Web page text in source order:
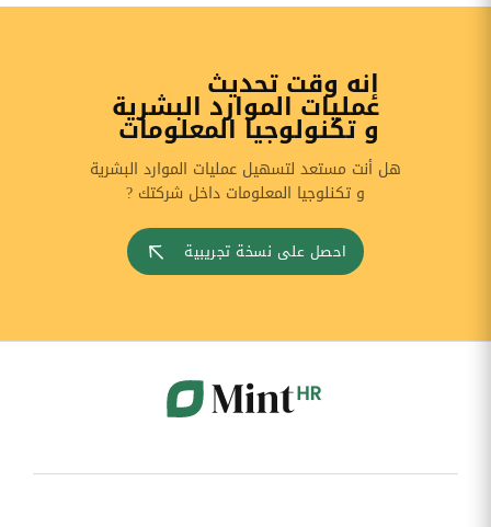
إنه وقت تحديث
عمليات الموارد البشرية
و تكنولوجيا المعلومات
هل أنت مستعد لتسهيل عمليات الموارد البشرية
و تكنلوجيا المعلومات داخل شركتك ?
احصل على نسخة تجريبية